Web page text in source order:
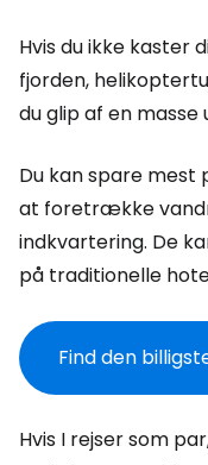
Hvis du ikke kaster
fjorden,
du glip af en masse
Du kan spare mest
at foretrække
indkvartering. De
på traditionelle
Find den
Hvis I rejser som